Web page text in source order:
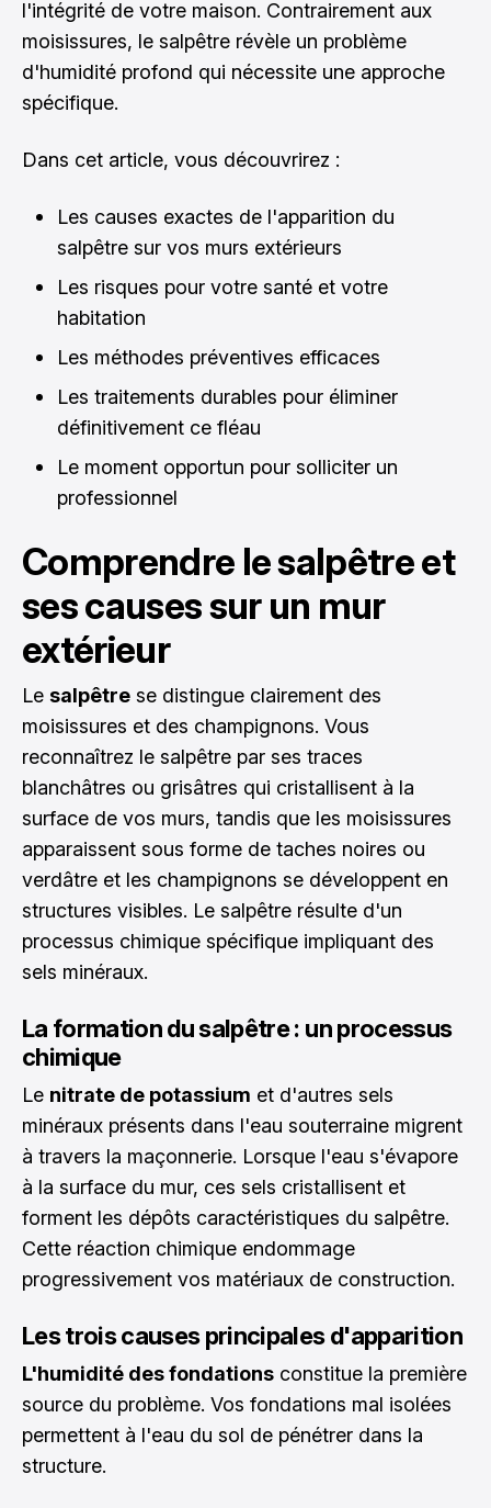
l'intégrité de votre maison. Contrairement aux
moisissures, le salpêtre révèle un problème
d'humidité profond qui nécessite une approche
spécifique.
Dans cet article, vous découvrirez :
Les causes exactes de l'apparition du
salpêtre sur vos murs extérieurs
Les risques pour votre santé et votre
habitation
Les méthodes préventives efficaces
Les traitements durables pour éliminer
définitivement ce fléau
Le moment opportun pour solliciter un
professionnel
Comprendre le salpêtre et
ses causes sur un mur
extérieur
Le salpêtre se distingue clairement des
moisissures et des champignons. Vous
reconnaîtrez le salpêtre par ses traces
blanchâtres ou grisâtres qui cristallisent à la
surface de vos murs, tandis que les moisissures
apparaissent sous forme de taches noires ou
verdâtre et les champignons se développent en
structures visibles. Le salpêtre résulte d'un
processus chimique spécifique impliquant des
sels minéraux.
La formation du salpêtre : un processus
chimique
Le nitrate de potassium et d'autres sels
minéraux présents dans l'eau souterraine migrent
à travers la maçonnerie. Lorsque l'eau s'évapore
à la surface du mur, ces sels cristallisent et
forment les dépôts caractéristiques du salpêtre.
Cette réaction chimique endommage
progressivement vos matériaux de construction.
Les trois causes principales d'apparition
L'humidité des fondations constitue la première
source du problème. Vos fondations mal isolées
permettent à l'eau du sol de pénétrer dans la
structure.